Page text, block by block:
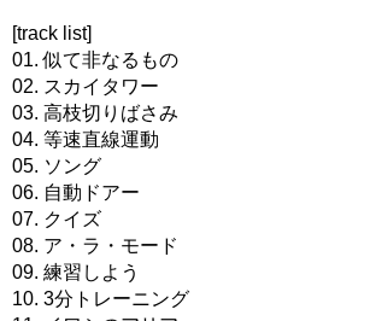
[track list]
01. 似て非なるもの
02. スカイタワー
03. 高枝切りばさみ
04. 等速直線運動
05. ソング
06. 自動ドアー
07. クイズ
08. ア・ラ・モード
09. 練習しよう
10. 3分トレーニング